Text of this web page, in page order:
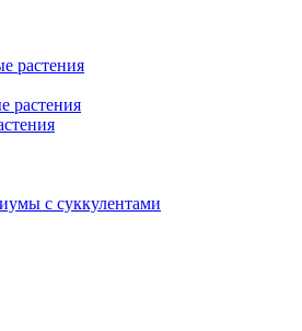
растения
растения
с суккулентами